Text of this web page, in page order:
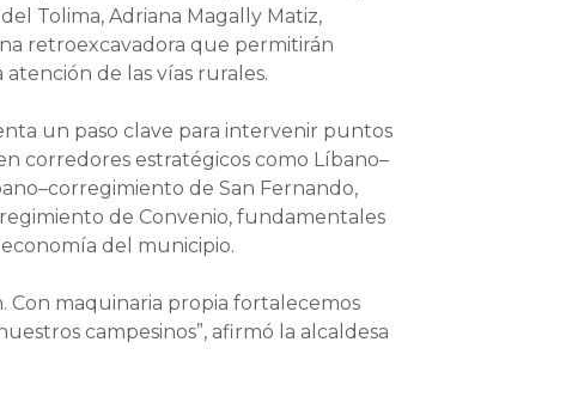
Tolima, Adriana Magally Matiz,
retroexcavadora que permitirán
de las vías rurales.
un paso clave para intervenir puntos
corredores estratégicos como Líbano–
de San Fernando,
de Convenio, fundamentales
del municipio.
Con maquinaria propia fortalecemos
campesinos”, afirmó la alcaldesa